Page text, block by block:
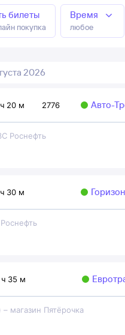
билеты
покупка
Время
любое
2026
20 м 2776 Авто-
Роснефть
30 м
ч 35 м
– магазин Пятёрочка